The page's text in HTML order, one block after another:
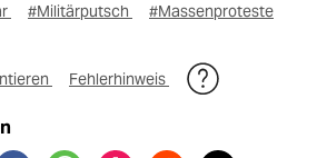
#Militärputsch #Massenproteste
Fehlerhinweis